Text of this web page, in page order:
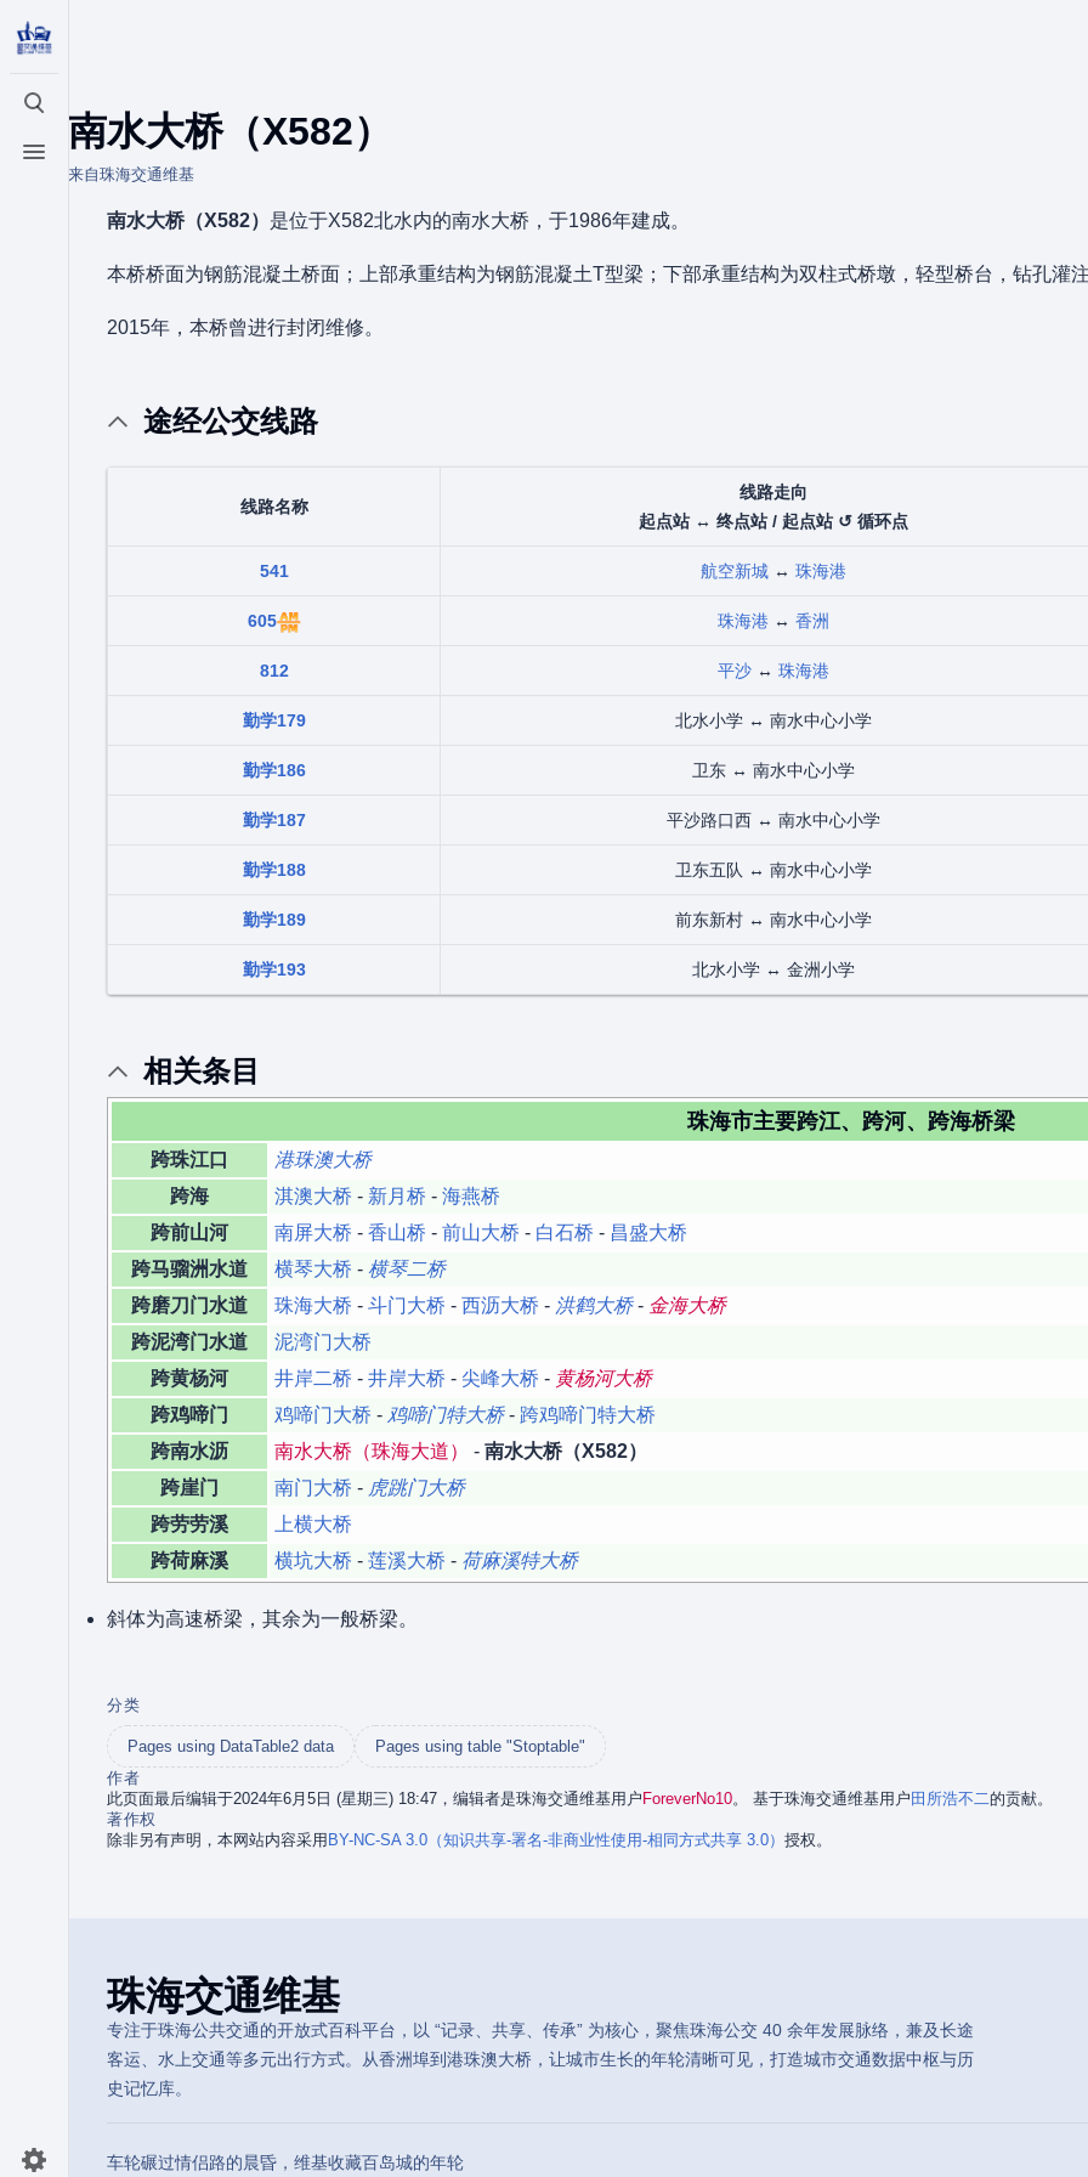
打开/关闭搜索
打开/关闭菜单
切换首选项菜单
南水大桥（X582）
来自珠海交通维基
南水大桥（X582） 是位于X582北水内的南水大桥，于1986年建成。
本桥桥面为钢筋混凝土桥面；上部承重结构为钢筋混凝土T型梁；下部承重结构为双柱式桥墩，轻型桥台，钻孔灌
2015年，本桥曾进行封闭维修。
途经公交线路
线路名称
线路走向
起点站 ↔ 终点站 / 起点站 ↺ 循环点
541 航空新城 ↔ 珠海港
605 珠海港 ↔ 香洲
812 平沙 ↔ 珠海港
勤学179 北水小学 ↔ 南水中心小学
勤学186 卫东 ↔ 南水中心小学
勤学187 平沙路口西 ↔ 南水中心小学
勤学188 卫东五队 ↔ 南水中心小学
勤学189 前东新村 ↔ 南水中心小学
勤学193 北水小学 ↔ 金洲小学
相关条目
珠海市主要跨江、跨河、跨海桥梁
跨珠江口
港珠澳大桥
跨海
淇澳大桥 - 新月桥 - 海燕桥
跨前山河
南屏大桥 - 香山桥 - 前山大桥 - 白石桥 - 昌盛大桥
跨马骝洲水道
横琴大桥 - 横琴二桥
跨磨刀门水道
珠海大桥 - 斗门大桥 - 西沥大桥 - 洪鹤大桥- 金海大桥
跨泥湾门水道
泥湾门大桥
跨黄杨河
井岸二桥 - 井岸大桥 - 尖峰大桥 - 黄杨河大桥
跨鸡啼门
鸡啼门大桥 - 鸡啼门特大桥- 跨鸡啼门特大桥
跨南水沥
南水大桥（珠海大道） - 南水大桥（X582）
跨崖门
南门大桥 - 虎跳门大桥
跨劳劳溪
上横大桥
跨荷麻溪
横坑大桥 - 莲溪大桥 - 荷麻溪特大桥
斜体为高速桥梁，其余为一般桥梁。
分类
Pages using DataTable2 data
Pages using table "Stoptable"
作者
此页面最后编辑于2024年6月5日 (星期三) 18:47，编辑者是珠海交通维基用户 ForeverNo10。 基于珠海交通维基用户 田所浩不二的贡献。
著作权
除非另有声明，本网站内容采用 BY-NC-SA 3.0（知识共享-署名-非商业性使用-相同方式共享 3.0） 授权。
珠海交通维基
专注于珠海公共交通的开放式百科平台，以 “记录、共享、传承” 为核心，聚焦珠海公交 40 余年发展脉络，兼及长途
客运、水上交通等多元出行方式。从香洲埠到港珠澳大桥，让城市生长的年轮清晰可见，打造城市交通数据中枢与历
史记忆库。
车轮碾过情侣路的晨昏，维基收藏百岛城的年轮